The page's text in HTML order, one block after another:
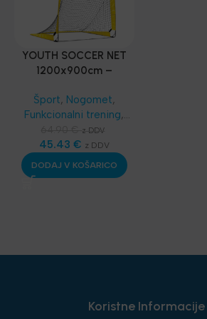
YOUTH SOCCER NET
1200x900cm –
Šport, Nogomet,
Funkcionalni trening,
SKLZ Funkcionalni
trening,Najnovejša
oprema
z DDV
45.43 € z DDV
DODAJ V KOŠARICO
Koristne Informacije